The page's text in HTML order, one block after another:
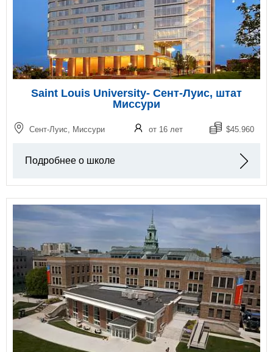
Saint Louis University- Сент-Луис, штат
Миссури
Сент-Луис, Миссури от 16 лет $45.960
Подробнее о школе